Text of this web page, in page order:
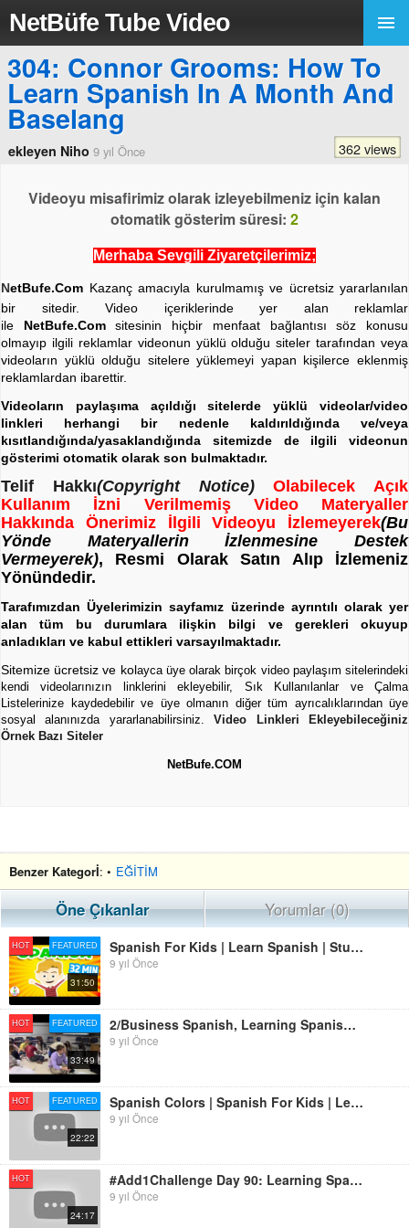
NetBüfe Tube Video
304: Connor Grooms: How To
Learn Spanish In A Month And
Baselang
ekleyen Niho 9 yıl Önce 362 views
Videoyu misafirimiz olarak izleyebilmeniz için kalan
otomatik gösterim süresi: 2
Merhaba Sevgili Ziyaretçilerimiz;
NetBufe.Com Kazanç amacıyla kurulmamış ve ücretsiz yararlanılan
bir sitedir. Video içeriklerinde yer alan reklamlar
ile NetBufe.Comsitesinin hiçbir menfaat bağlantısı söz konusu
olmayıp ilgili reklamlar videonun yüklü olduğu siteler tarafından veya
videoların yüklü olduğu sitelere yüklemeyi yapan kişilerce eklenmiş
reklamlardan ibarettir.
Videoların paylaşıma açıldığı sitelerde yüklü videolar/video
linkleri herhangi bir nedenle kaldırıldığında ve/veya
kısıtlandığında/yasaklandığında sitemizde de ilgili videonun
gösterimi otomatik olarak son bulmaktadır.
Telif Hakkı(Copyright Notice)
Olabilecek Açık
Kullanım İzni Verilmemiş Video Materyaller
Hakkında Önerimiz İlgili Videoyu İzlemeyerek(Bu
Yönde Materyallerin İzlenmesine Destek
Vermeyerek), Resmi Olarak Satın Alıp İzlemeniz
Yönündedir.
Tarafımızdan Üyelerimizin sayfamız üzerinde ayrıntılı olarak yer
alan tüm bu durumlara ilişkin bilgi ve gerekleri okuyup
anladıkları ve kabul ettikleri varsayılmaktadır.
Sitemize ücretsiz ve kolayca üye olarak birçok video paylaşım sitelerindeki
kendi videolarınızın linklerini ekleyebilir, Sık Kullanılanlar ve Çalma
Listelerinize kaydedebilir ve üye olmanın diğer tüm ayrıcalıklarından üye
sosyal alanınızda yararlanabilirsiniz.Video Linkleri Ekleyebileceğiniz
Örnek Bazı Siteler
NetBufe.COM
Benzer Kategorİ: • EĞİTİM
Öne Çıkanlar Yorumlar (0)
HOT FEATURED
31:50
Spanish For Kids | Learn Spanish | Study Spanish | Spanish Lessons | Spanish Language, Spanish Words
9 yıl Önce
HOT FEATURED
33:49
2/Business Spanish, Learning Spanish Is Fun, Spanish Music, Spanish Quizzes, Spanish Painting
9 yıl Önce
HOT FEATURED
22:22
Spanish Colors | Spanish For Kids | Learning Spanish | Spanish Baby | Spanish Children
9 yıl Önce
HOT
24:17
#Add1Challenge Day 90: Learning Spanish In 90 Days (with BaseLang Tutor)
9 yıl Önce